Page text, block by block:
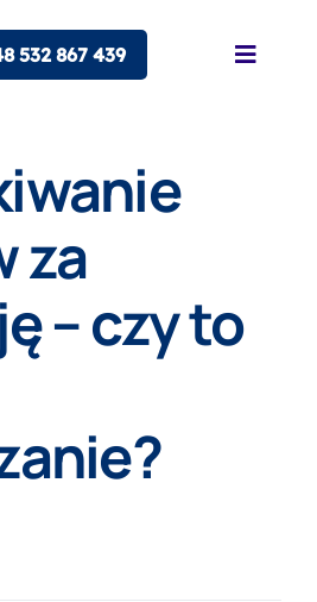
532 867 439
Toggle
za
– czy to